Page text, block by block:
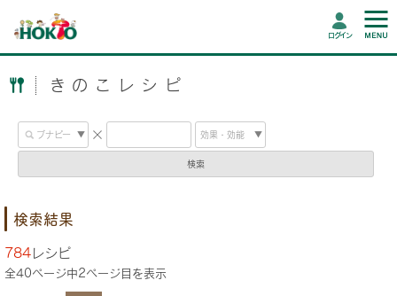
ログイン
きのこレシピ
検索
検索結果
784レシピ
全40ページ中2ページ目を表示